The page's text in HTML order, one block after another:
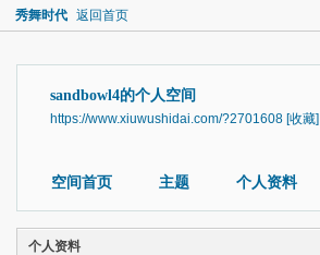
秀舞时代 返回首页
sandbowl4的个人空间
https://www.xiuwushidai.com/?2701608 [收藏]
空间首页 主题 个人资料
个人资料